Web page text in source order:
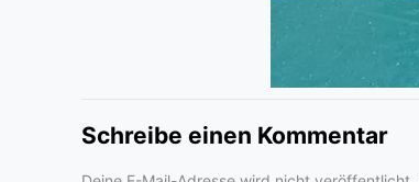
Schreibe einen Kommentar